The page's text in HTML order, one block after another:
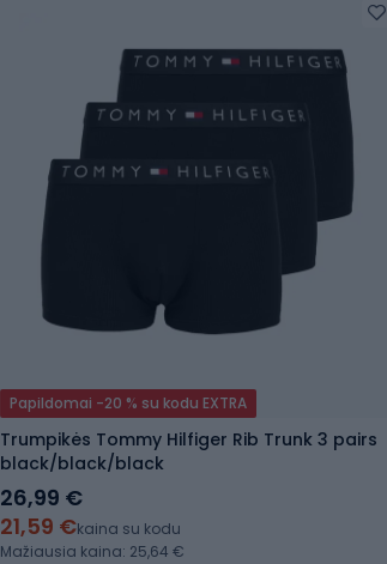
Papildomai -20 % su kodu EXTRA
Trumpikės Tommy Hilfiger Rib Trunk 3 pairs
black/black/black
26,99 €
21,59 €kaina su kodu
Mažiausia kaina: 25,64 €